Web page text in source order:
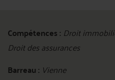
Compétences : Droit
Droit des assurances
Barreau : Vienne